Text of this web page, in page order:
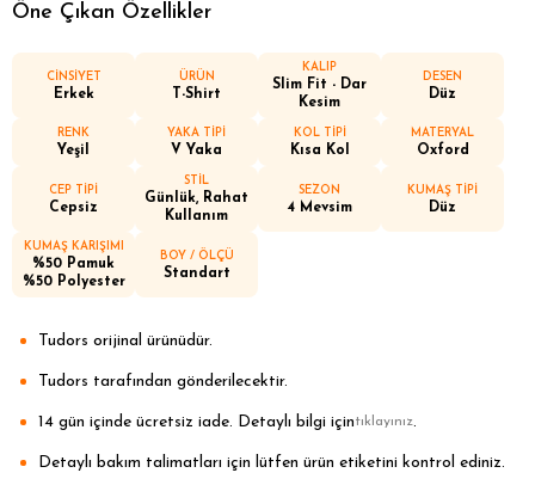
Öne Çıkan Özellikler
CİNSİYET
Erkek
ÜRÜN
T-Shirt
KALIP
Slim Fit - Dar
Kesim
DESEN
Düz
RENK
Yeşil
YAKA TİPİ
V Yaka
KOL TİPİ
Kısa Kol
MATERYAL
Oxford
CEP TİPİ
Cepsiz
STİL
Günlük, Rahat
Kullanım
SEZON
4 Mevsim
KUMAŞ TİPİ
Düz
KUMAŞ KARIŞIMI
%50 Pamuk
%50 Polyester
BOY / ÖLÇÜ
Standart
Tudors orijinal ürünüdür.
Tudors tarafından gönderilecektir.
14 gün içinde ücretsiz iade. Detaylı bilgi içintıklayınız.
Detaylı bakım talimatları için lütfen ürün etiketini kontrol ediniz.